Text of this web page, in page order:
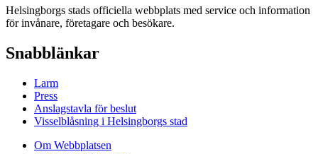
Helsingborgs stads officiella webbplats med service och information
för invånare, företagare och besökare.
Snabblänkar
Larm
Press
Anslagstavla för beslut
Visselblåsning i Helsingborgs stad
Om Webbplatsen